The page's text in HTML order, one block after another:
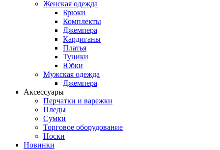
Женская одежда
Брюки
Комплекты
Джемпера
Кардиганы
Платья
Туники
Юбки
Мужская одежда
Джемпера
Аксессуары
Перчатки и варежки
Пледы
Сумки
Торговое оборудование
Носки
Новинки